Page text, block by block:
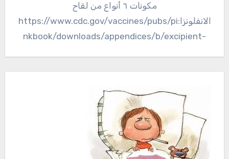
مكونات ٦ أنواع من لقاح
الانفلونزا:https://www.cdc.gov/vaccines/pubs/pi
nkbook/downloads/appendices/b/excipient-